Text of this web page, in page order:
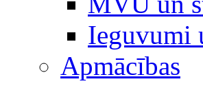
Ieguvumi
Apmācības